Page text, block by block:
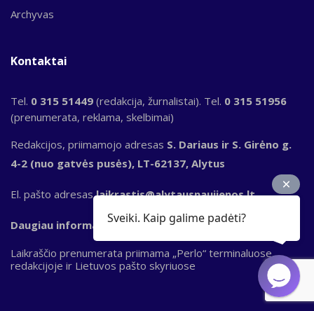
Archyvas
Kontaktai
Tel. 0 315 51449 (redakcija, žurnalistai). Tel. 0 315 51956
(prenumerata, reklama, skelbimai)
Redakcijos, priimamojo adresas S. Dariaus ir S. Girėno g.
4-2 (nuo gatvės pusės), LT-62137, Alytus
El. pašto adresaslaikrastis@alytausnaujienos.lt
Daugiau informacijos
Laikraščio prenumerata priimama „Perlo“ terminaluose,
redakcijoje ir Lietuvos pašto skyriuose
Sveiki. Kaip galime padėti?